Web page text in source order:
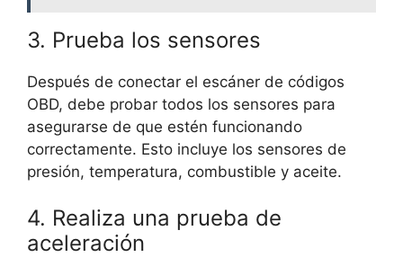
3. Prueba los sensores
Después de conectar el escáner de códigos
OBD, debe probar todos los sensores para
asegurarse de que estén funcionando
correctamente. Esto incluye los sensores de
presión, temperatura, combustible y aceite.
4. Realiza una prueba de
aceleración